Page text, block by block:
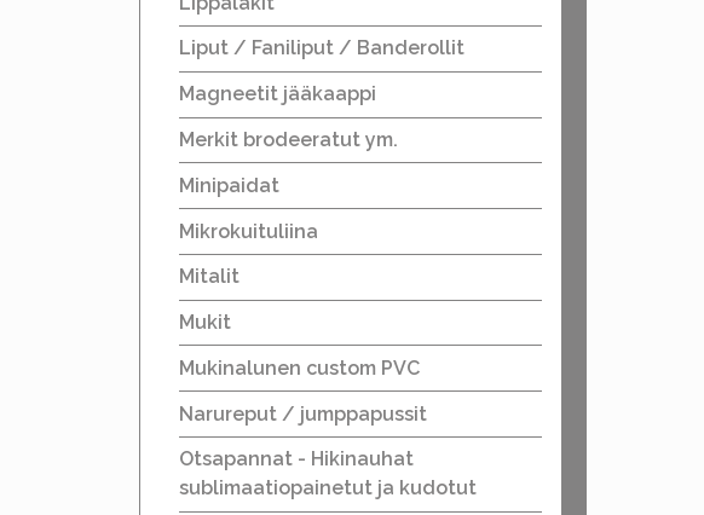
Liput / Faniliput / Banderollit
Magneetit jääkaappi
Merkit brodeeratut ym.
Minipaidat
Mikrokuituliina
Mitalit
Mukit
Mukinalunen custom PVC
Narureput / jumppapussit
Otsapannat - Hikinauhat
sublimaatiopainetut ja kudotut